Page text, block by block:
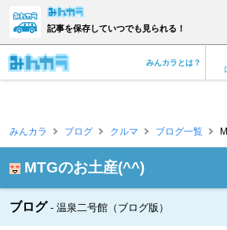
記事を保存していつでも見られる！
みんカラとは？
みんカラ ブログ クルマ ブログ一覧
MTGのお土産(^^)
ブログ 温泉二号館（ブログ版）